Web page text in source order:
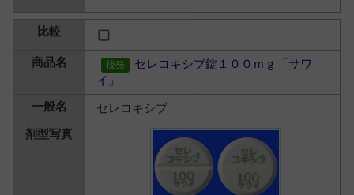
セレコキシブ錠１００ｍｇ「サワ
イ」
セレコキシブ